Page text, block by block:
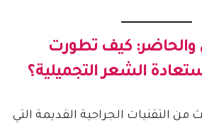
والحاضر: كيف تطورت
الشعر التجميلية؟
التقنيات الجراحية القديمة التي